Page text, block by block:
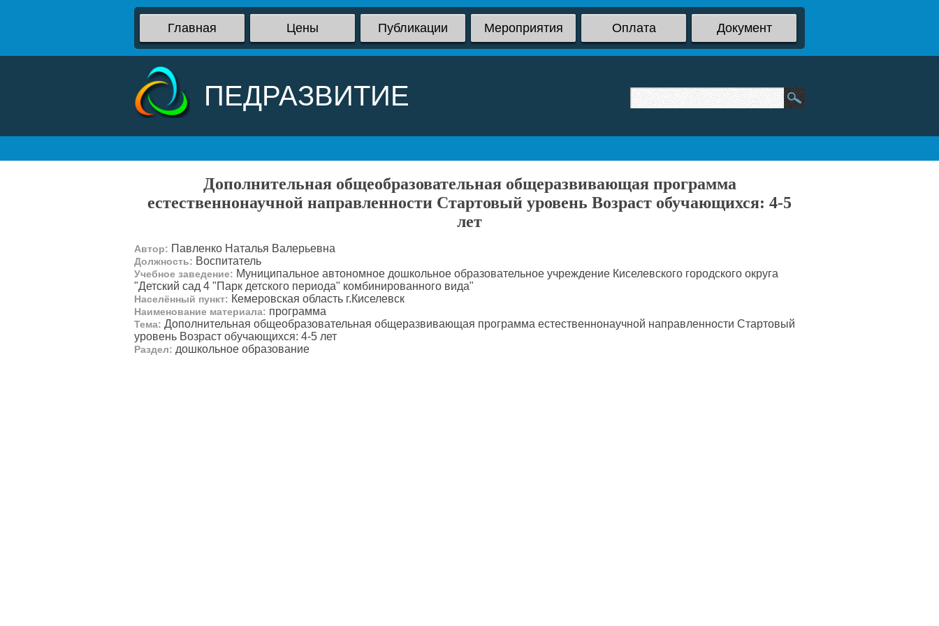
Главная Цены Публикации Мероприятия Оплата Документ
ПЕДРАЗВИТИЕ
Дополнительная общеобразовательная общеразвивающая программа
естественнонаучной направленности Стартовый уровень Возраст обучающихся: 4-5
лет
Автор: Павленко Наталья Валерьевна
Должность: Воспитатель
Учебное заведение: Муниципальное автономное дошкольное образовательное учреждение Киселевского городского округа
"Детский сад 4 "Парк детского периода" комбинированного вида"
Населённый пункт: Кемеровская область г.Киселевск
Наименование материала: программа
Тема: Дополнительная общеобразовательная общеразвивающая программа естественнонаучной направленности Стартовый
уровень Возраст обучающихся: 4-5 лет
Раздел: дошкольное образование